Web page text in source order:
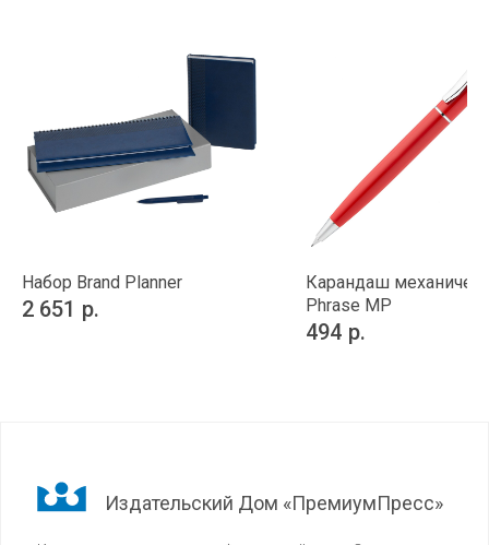
Набор Brand Planner
2 651 р.
Карандаш
Phrase MP
494 р.
Издательский Дом «ПремиумПресс»